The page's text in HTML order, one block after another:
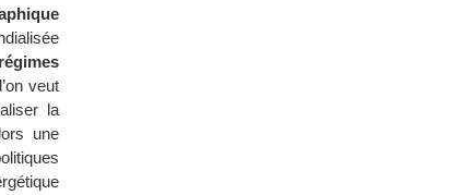
veut
la
une